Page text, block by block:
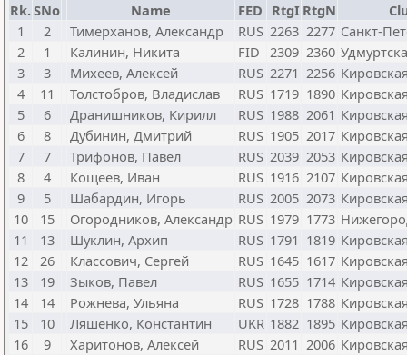
Rk.SNo Name FED RtgI RtgN
1
2 Тимерханов, Александр RUS 2263 2277 Санкт-
2
1 Калинин, Никита FID 2309 2360
3
3 Михеев, Алексей RUS 2271 2256
4
11 Толстобров, Владислав RUS 1719 1890
5
6 Дранишников, Кирилл RUS 1988 2061
6
8 Дубинин, Дмитрий RUS 1905 2017
7
7 Трифонов, Павел RUS 2039 2053
8
4 Кощеев, Иван RUS 1916 2107
9
5 Шабардин, Игорь RUS 2005 2073
10
15 Огородников, Александр RUS 1979 1773
11
13 Шуклин, Архип RUS 1791 1819
12
26 Классович, Сергей RUS 1645 1617
13
19 Зыков, Павел RUS 1655 1714
14
14 Рожнева, Ульяна RUS 1728 1788
15
10 Ляшенко, Константин UKR 1882 1895
16
9 Харитонов, Алексей RUS 2011 2006